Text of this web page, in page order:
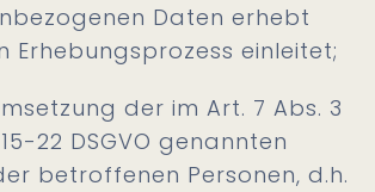
Daten erhebt
Erhebungsprozess einleitet;
der im Art. 7 Abs. 3
22 DSGVO genannten
betroffenen Personen, d.h.